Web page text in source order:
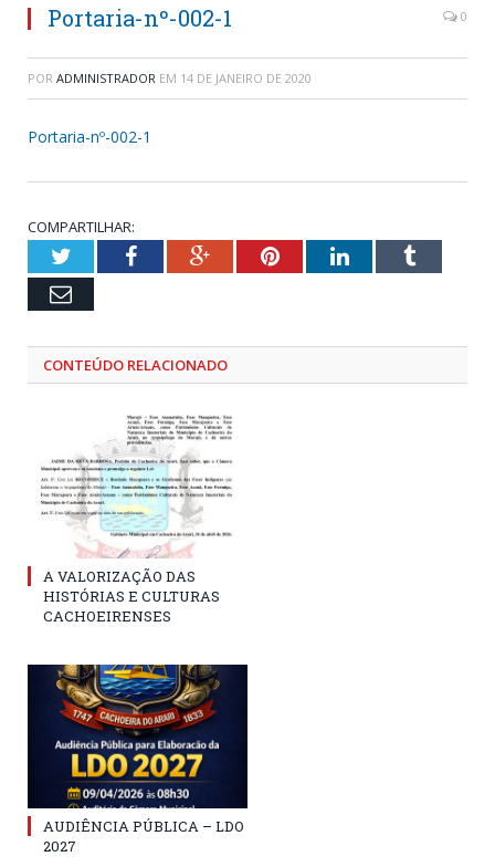
Portaria-nº-002-1 0
POR ADMINISTRADOR EM 14 DE JANEIRO DE 2020
Portaria-nº-002-1
COMPARTILHAR:
TwitterFacebookGoogle+PinterestLinkedInTumblr
Email
CONTEÚDO RELACIONADO
A VALORIZAÇÃO DAS
HISTÓRIAS E CULTURAS
CACHOEIRENSES
AUDIÊNCIA PÚBLICA – LDO
2027